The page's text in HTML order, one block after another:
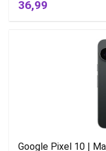
36,99
Google Pixel 10 |